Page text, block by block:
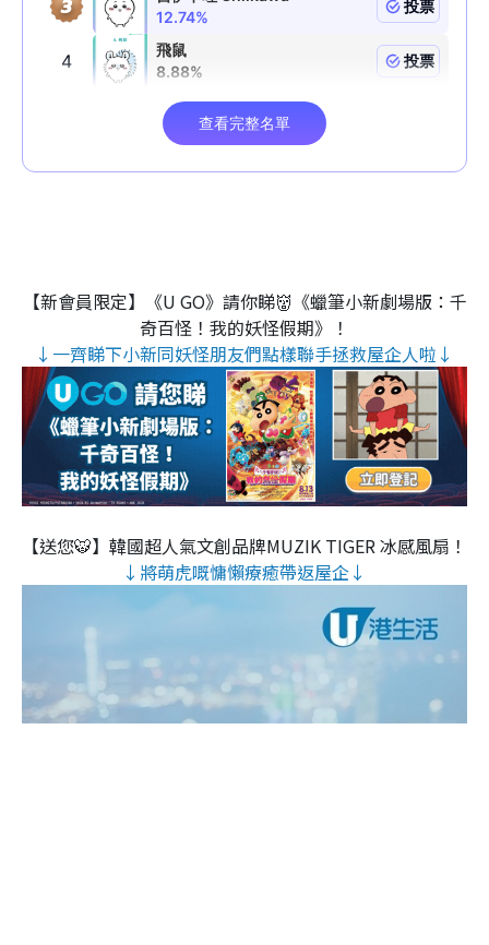
【新會員限定】《U GO》請你睇👹《蠟筆小新劇場版：千
奇百怪！我的妖怪假期》！
↓一齊睇下小新同妖怪朋友們點樣聯手拯救屋企人啦↓
【送您🐯】韓國超人氣文創品牌MUZIK TIGER 冰感風扇！
↓將萌虎嘅慵懶療癒帶返屋企↓